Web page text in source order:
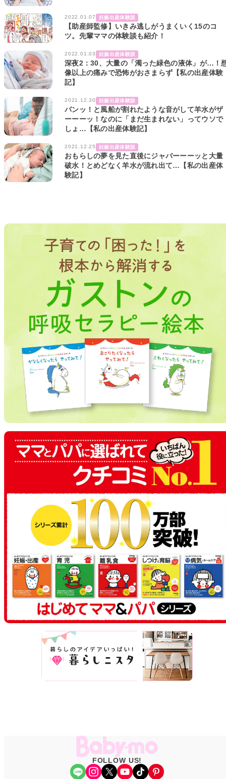
2022.01.07 妊娠出産体験談
【助産師監修】いきみ逃しがうまくいく15のコ
ツ。先輩ママの体験談も紹介！
2022.01.03 妊娠出産体験談
深夜2：30、大量の「濁った緑色の液体」が…！
像以上の痛みで恐怖がおさまらず【私の出産体験
記】
2021.12.30 妊娠出産体験談
パンッ！と風船が割れたような音がして羊水がザ
ーーーッ！なのに「まだ生まれない」ってウソで
しょ…【私の出産体験記】
2021.12.25 妊娠出産体験談
おもらしの夢を見た直後にジャバーーーッと大量
破水！とめどなく羊水が流れ出て…【私の出産体
験記】
FOLLOW US!
Share Icon Instagram X YouTube TikTok Pinterest